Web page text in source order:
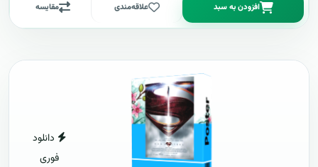
افزودن به سبد علاقه‌مندی مقایسه
دانلود
فوری